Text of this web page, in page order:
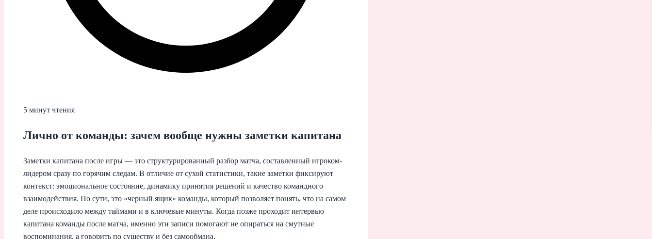
5 минут чтения
Лично от команды: зачем вообще нужны заметки капитана
Заметки капитана после игры — это структурированный разбор матча, составленный игроком-
лидером сразу по горячим следам. В отличие от сухой статистики, такие заметки фиксируют
контекст: эмоциональное состояние, динамику принятия решений и качество командного
взаимодействия. По сути, это «черный ящик» команды, который позволяет понять, что на самом
деле происходило между таймами и в ключевые минуты. Когда позже проходит интервью
капитана команды после матча, именно эти записи помогают не опираться на смутные
воспоминания, а говорить по существу и без самообмана.